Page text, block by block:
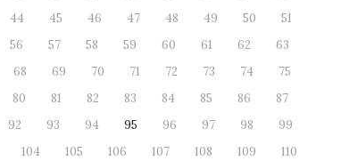
44 45 46 47 48 49 50
51
56 57 58 59 60 61 62
63
68 69 70 71 72 73 74
75
80 81 82 83 84 85 86
87
92 93 94 95 96 97 98
99
104 105 106 107 108 109
110